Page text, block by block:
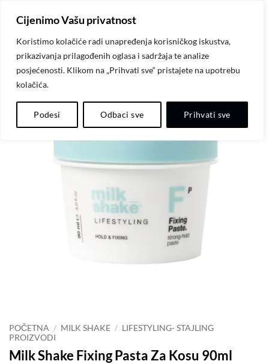
Cijenimo Vašu privatnost
Koristimo kolačiće radi unapređenja korisničkog iskustva,
prikazivanja prilagođenih oglasa i sadržaja te analize
posjećenosti. Klikom na „Prihvati sve“ pristajete na upotrebu
kolačića.
Podesi Odbaci sve Prihvati sve
content
-20%
Dodaj
listu
POČETNA / MILK SHAKE / LIFESTYLING- STAJLING
PROIZVODI
Milk Shake Fixing Pasta Za Kosu 90ml